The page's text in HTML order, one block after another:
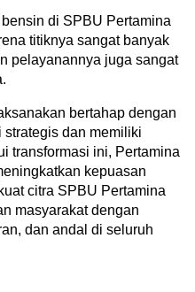
di SPBU Pertamina
titiknya sangat banyak
pelayanannya juga sangat
bertahap dengan
dan memiliki
transformasi ini, Pertamina
kepuasan
citra SPBU Pertamina
masyarakat dengan
dan andal di seluruh